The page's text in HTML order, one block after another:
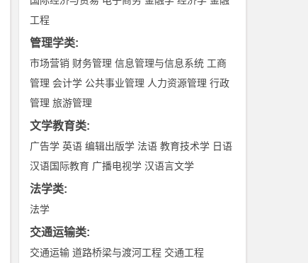
工程
管理学类:
市场营销 财务管理 信息管理与信息系统 工商
管理 会计学 公共事业管理 人力资源管理 行政
管理 旅游管理
文学教育类:
广告学 英语 编辑出版学 法语 教育技术学 日语
汉语国际教育 广播电视学 汉语言文学
法学类:
法学
交通运输类:
交通运输 道路桥梁与渡河工程 交通工程